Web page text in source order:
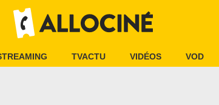
TVACTU VIDÉOS VOD